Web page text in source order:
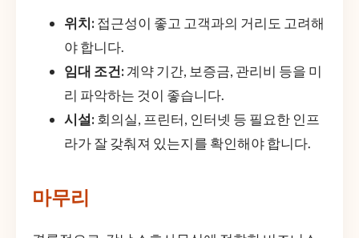
위치: 접근성이 좋고 고객과의 거리도 고려해
야 합니다.
임대 조건: 계약 기간, 보증금, 관리비 등을 미
리 파악하는 것이 좋습니다.
시설: 회의실, 프린터, 인터넷 등 필요한 인프
라가 잘 갖춰져 있는지를 확인해야 합니다.
마무리